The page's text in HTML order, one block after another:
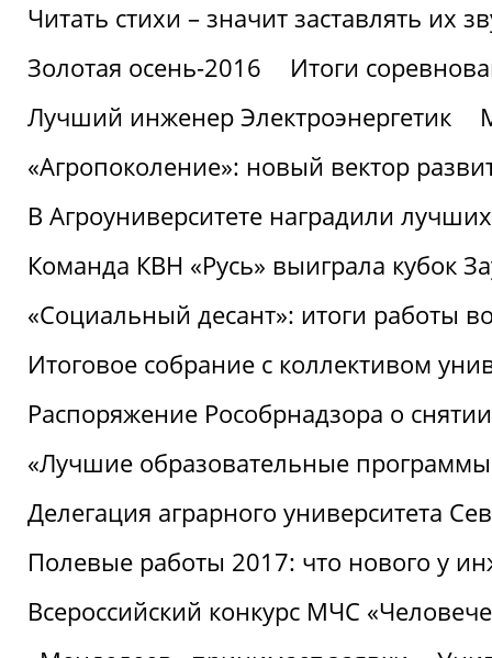
Читать стихи – значит заставлять их
Золотая осень-2016
Итоги
Лучший инженер Электроэнергетик
«Агропоколение»: новый вектор
В Агроуниверситете наградили
Команда КВН «Русь» выиграла кубок
«Социальный десант»: итоги работы
Итоговое собрание с коллективом
Распоряжение Рособрнадзора о
«Лучшие образовательные
Делегация аграрного университета
Полевые работы 2017: что нового у
Всероссийский конкурс МЧС